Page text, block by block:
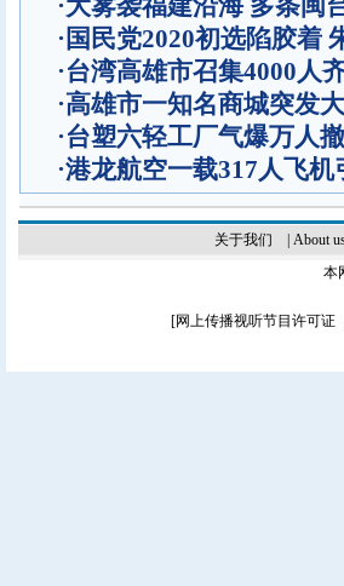
·大雾袭福建沿海 多条闽
· 国民党2020初选陷胶着
·台湾高雄市召集4000人
·高雄市一知名商城突发
·台塑六轻工厂气爆万人
·港龙航空一载317人飞
关于我们 About
本
[网上传播视听节目许可证